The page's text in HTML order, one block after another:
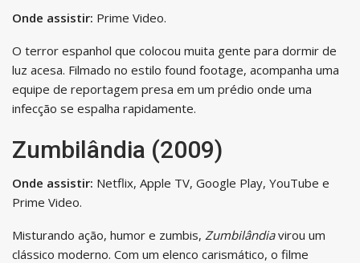
Onde assistir: Prime Video.
O terror espanhol que colocou muita gente para dormir de
luz acesa. Filmado no estilo found footage, acompanha uma
equipe de reportagem presa em um prédio onde uma
infecção se espalha rapidamente.
Zumbilândia (2009)
Onde assistir: Netflix, Apple TV, Google Play, YouTube e
Prime Video.
Misturando ação, humor e zumbis, Zumbilândiavirou um
clássico moderno. Com um elenco carismático, o filme